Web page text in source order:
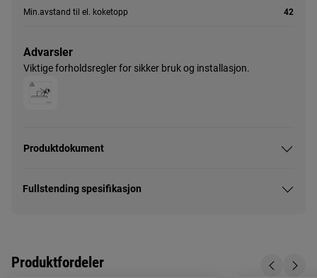
Min.avstand til el. koketopp 42
Advarsler
Viktige forholdsregler for sikker bruk og installasjon.
Produktdokument
Fullstending spesifikasjon
Produktfordeler